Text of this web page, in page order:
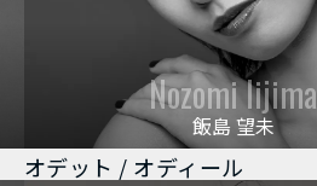
Nozomi Iijima
飯島 望未
オデット / オディール